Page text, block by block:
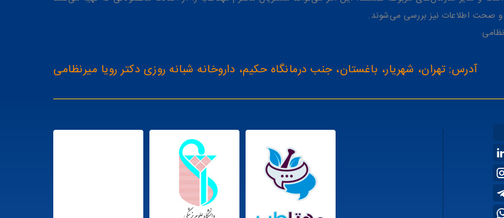
و صحت اطلاعات نیز بررسی می‌شوند.
آدرس: تهران، شهریار، باغستان، جنب درمانگاه حکیم، داروخانه شبانه روزی دکتر رویا میرنظامی